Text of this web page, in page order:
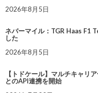
2026年8月5日
ネバーマイル：TGR Haas F1
した
2026年8月5日
【トドケール】マルチキャリ
とのAPI連携を開始